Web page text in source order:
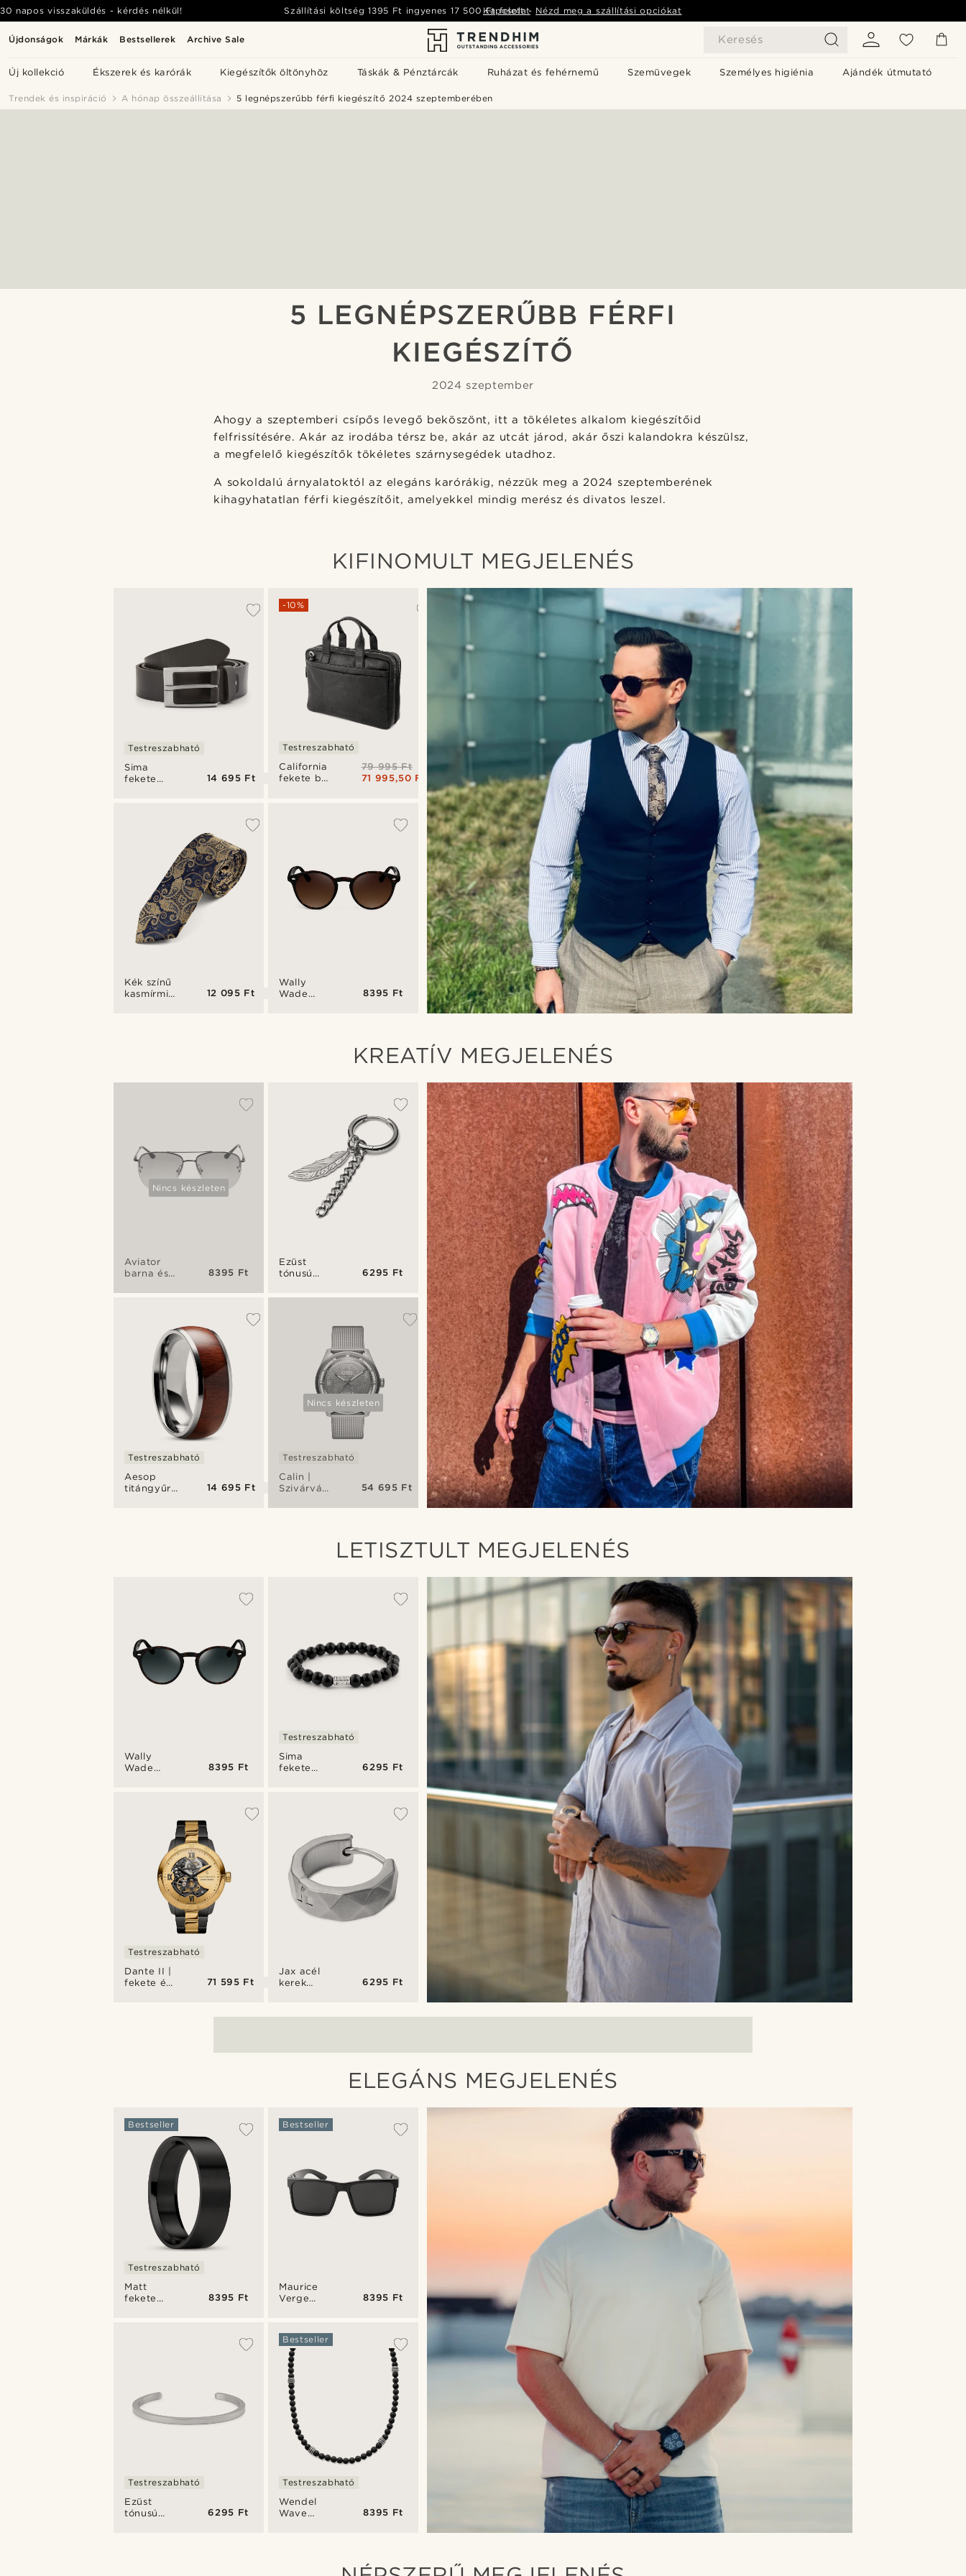
Újdonságok Márkák Bestsellerek Archive Sale Keresés
Új kollekció Ékszerek és karórák Kiegészítők öltönyhöz Táskák & Pénztárcák Ruházat és fehérnemű Szemüvegek Személyes higiénia Ajándék útmutató
30 napos visszaküldés - kérdés nélkül! Szállítási költség1395 Ft ingyenes 17 500 Ft felett- Nézd meg a szállítási opciókat
Kapcsolat
Trendek és inspiráció A hónap összeállítása 5 legnépszerűbb férfi kiegészítő 2024 szeptemberében
5 LEGNÉPSZERŰBB FÉRFI
KIEGÉSZÍTŐ
2024 szeptember
Ahogy a szeptemberi csípős levegő beköszönt, itt a tökéletes alkalom kiegészítőid
felfrissítésére. Akár az irodába térsz be, akár az utcát járod, akár őszi kalandokra készülsz,
a megfelelő kiegészítők tökéletes szárnysegédek utadhoz.
A sokoldalú árnyalatoktól az elegáns karórákig, nézzük meg a 2024 szeptemberének
kihagyhatatlan férfi kiegészítőit, amelyekkel mindig merész és divatos leszel.
KIFINOMULT MEGJELENÉS
Sima
fekete
Testreszabható
14 695 Ft
Kék színű
kasmírmintás
12 095 Ft
California
fekete bőr
-10%
Testreszabható
79 995 Ft
71 995,50 Ft
Wally
Wade
8395 Ft
KREATÍV MEGJELENÉS
Nincs készleten
Aviator
barna és
napszemüveg
8395 Ft
Aesop
titángyűrű
Testreszabható
14 695 Ft
Ezüst
tónusú
fülbevaló
6295 Ft
Nincs készleten
Calin |
Szivárványszínű
automatikus
Testreszabható
54 695 Ft
LETISZTULT MEGJELENÉS
Wally
Wade
8395 Ft
Dante II |
fekete és
Testreszabható
71 595 Ft
Sima
fekete
Testreszabható
6295 Ft
Jax acél
kerek
6295 Ft
ELEGÁNS MEGJELENÉS
Matt
fekete
Bestseller
Testreszabható
8395 Ft
Ezüst
tónusú
Testreszabható
6295 Ft
Maurice
Verge
napszemüveg
polarizált
lencsékkel
Bestseller
8395 Ft
Wendel
Wave
Bestseller
Testreszabható
8395 Ft